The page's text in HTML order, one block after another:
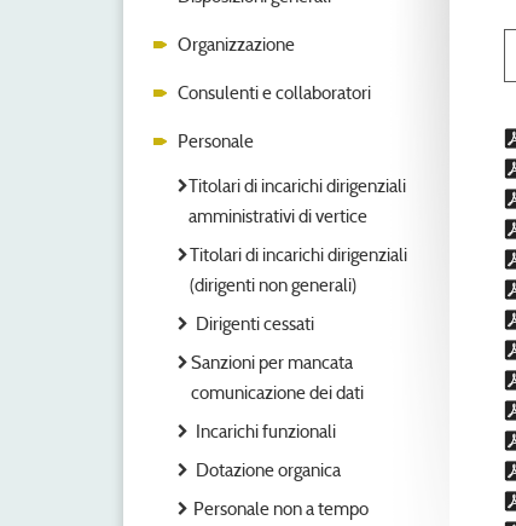
Organizzazione
Consulenti e collaboratori
Personale
Titolari di incarichi dirigenziali
amministrativi di vertice
Titolari di incarichi dirigenziali
(dirigenti non generali)
Dirigenti cessati
Sanzioni per mancata
comunicazione dei dati
Incarichi funzionali
Dotazione organica
Personale non a tempo